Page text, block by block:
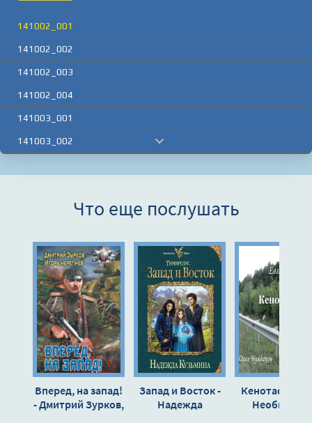
141002_001
141002_002
141002_003
141002_004
141003_001
141003_002
Что еще послушать
Вперед, на запад!
- Дмитрий Зурков,
Запад и Восток -
Надежда
Кенотафия,
Необычное